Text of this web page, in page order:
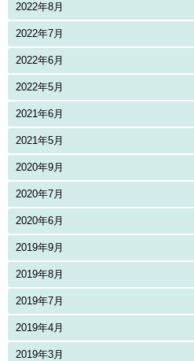
2022年8月
2022年7月
2022年6月
2022年5月
2021年6月
2021年5月
2020年9月
2020年7月
2020年6月
2019年9月
2019年8月
2019年7月
2019年4月
2019年3月